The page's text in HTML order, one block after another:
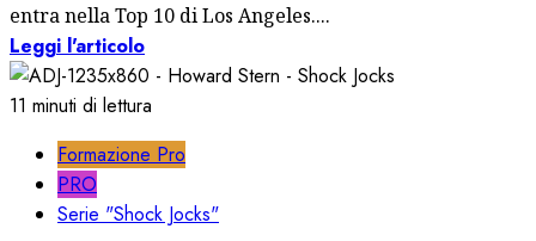
entra nella Top 10 di Los Angeles....
Leggi l'articolo
11 minuti di lettura
Formazione Pro
PRO
Serie "Shock Jocks"